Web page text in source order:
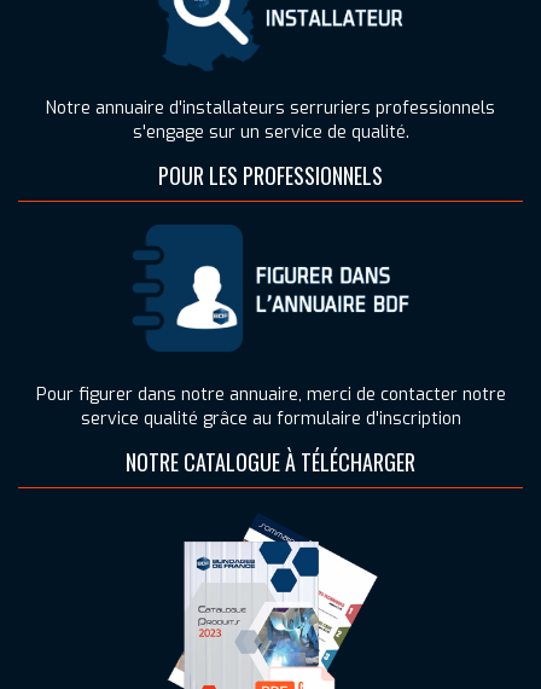
Notre annuaire d'installateurs serruriers professionnels
s'engage sur un service de qualité.
POUR LES PROFESSIONNELS
Pour figurer dans notre annuaire, merci de contacter notre
service qualité grâce au formulaire d'inscription
NOTRE CATALOGUE À TÉLÉCHARGER